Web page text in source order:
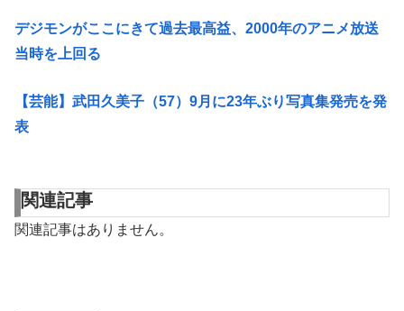
デジモンがここにきて過去最高益、2000年のアニメ放送
当時を上回る
【芸能】武田久美子（57）9月に23年ぶり写真集発売を発
表
関連記事
関連記事はありません。